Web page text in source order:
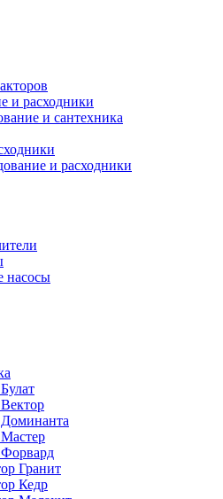
и расходники
и сантехника
и расходники
Гранит
Кедр